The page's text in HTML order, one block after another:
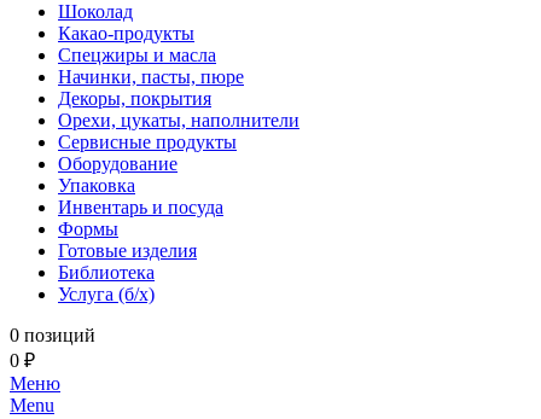
Шоколад
Какао-продукты
Спецжиры и масла
Начинки, пасты, пюре
Декоры, покрытия
Орехи, цукаты, наполнители
Сервисные продукты
Оборудование
Упаковка
Инвентарь и посуда
Формы
Готовые изделия
Библиотека
Услуга (б/х)
0 позиций
0 ₽
Меню
Menu